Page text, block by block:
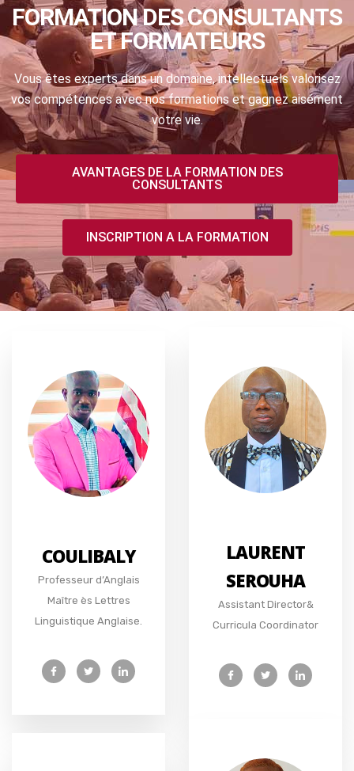
FORMATION DES CONSULTANTS
ET FORMATEURS
Vous êtes experts dans un domaine, intellectuels valorisez
vos compétences avec nos formations et gagnez aisément
votre vie.
AVANTAGES DE LA FORMATION DES
CONSULTANTS
INSCRIPTION A LA FORMATION
COULIBALY
Professeur d’Anglais
Maître ès Lettres
Linguistique Anglaise.
LAURENT
SEROUHA
Assistant Director&
Curricula Coordinator